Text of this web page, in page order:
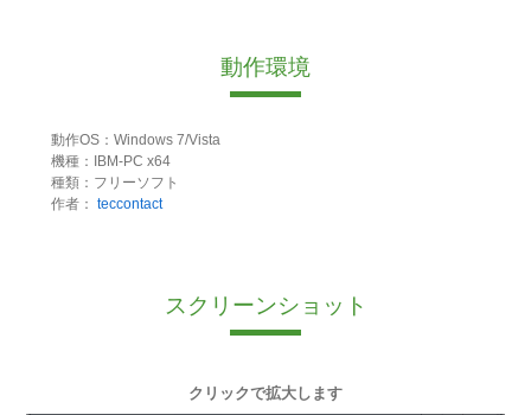
動作環境
動作OS：Windows 7/Vista
機種：IBM-PC x64
種類：フリーソフト
作者： teccontact
スクリーンショット
クリックで拡大します